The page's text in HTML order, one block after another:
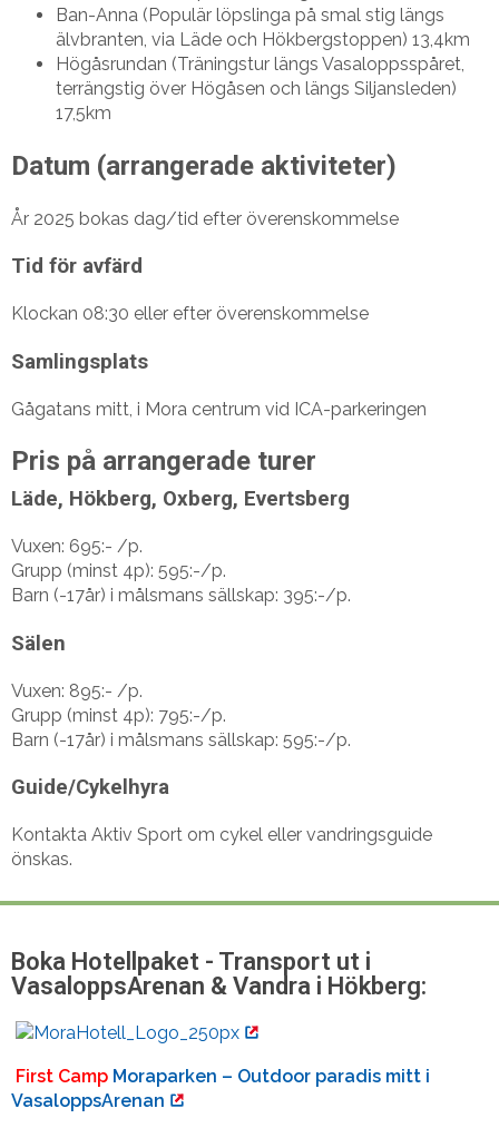
Ban-Anna (Populär löpslinga på smal stig längs
älvbranten, via Läde och Hökbergstoppen) 13,4km
Högåsrundan (Träningstur längs Vasaloppsspåret,
terrängstig över Högåsen och längs Siljansleden)
17,5km
Datum (arrangerade aktiviteter)
År 2025 bokas dag/tid efter överenskommelse
Tid för avfärd
Klockan 08:30 eller efter överenskommelse
Samlingsplats
Gågatans mitt, i Mora centrum vid ICA-parkeringen
Pris på arrangerade turer
Läde, Hökberg, Oxberg, Evertsberg
Vuxen: 695:- /p.
Grupp (minst 4p): 595:-/p.
Barn (-17år) i målsmans sällskap: 395:-/p.
Sälen
Vuxen: 895:- /p.
Grupp (minst 4p): 795:-/p.
Barn (-17år) i målsmans sällskap: 595:-/p.
Guide/Cykelhyra
Kontakta Aktiv Sport om cykel eller vandringsguide
önskas.
Boka Hotellpaket - Transport ut i
VasaloppsArenan & Vandra i Hökberg:
First Camp Moraparken – Outdoor paradis mitt i
VasaloppsArenan